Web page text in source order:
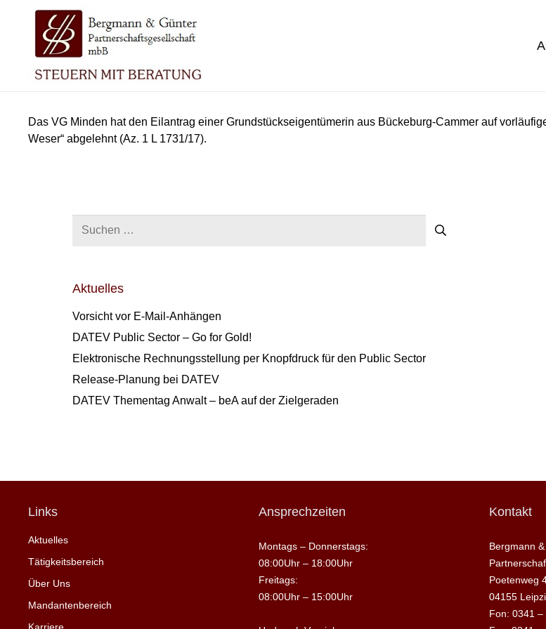
Das VG Minden hat den Eilantrag einer Grundstückseigentümerin aus Bückeburg-Cammer auf
Weser“ abgelehnt (Az. 1 L 1731/17).
Aktuelles
Vorsicht vor E-Mail-Anhängen
DATEV Public Sector – Go for Gold!
Elektronische Rechnungsstellung per Knopfdruck für den Public Sector
Release-Planung bei DATEV
DATEV Thementag Anwalt – beA auf der Zielgeraden
Links
Aktuelles
Tätigkeitsbereich
Über Uns
Mandantenbereich
Ansprechzeiten
Montags – Donnerstags:
08:00Uhr – 18:00Uhr
Freitags:
08:00Uhr – 15:00Uhr
Kontakt
Bergmann &
Poetenweg
04155
Fon: 0341